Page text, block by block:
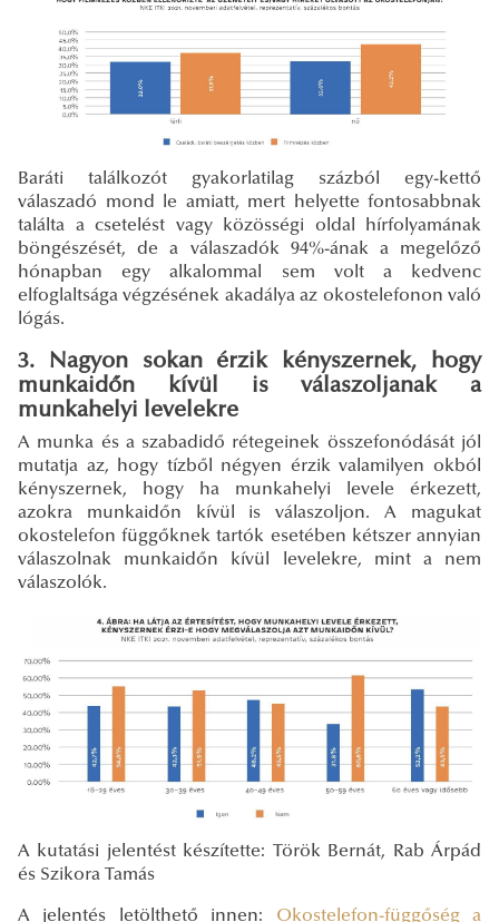
Baráti találkozót gyakorlatilag százból egy-kettő
válaszadó mond le amiatt, mert helyette fontosabbnak
találta a csetelést vagy közösségi oldal hírfolyamának
böngészését, de a válaszadók 94%-ának a megelőző
hónapban egy alkalommal sem volt a kedvenc
elfoglaltsága végzésének akadálya az okostelefonon való
lógás.
3. Nagyon sokan érzik kényszernek, hogy
munkaidőn kívül is válaszoljanak a
munkahelyi levelekre
A munka és a szabadidő rétegeinek összefonódását jól
mutatja az, hogy tízből négyen érzik valamilyen okból
kényszernek, hogy ha munkahelyi levele érkezett,
azokra munkaidőn kívül is válaszoljon. A magukat
okostelefon függőknek tartók esetében kétszer annyian
válaszolnak munkaidőn kívül levelekre, mint a nem
válaszolók.
A kutatási jelentést készítette: Török Bernát, Rab Árpád
és Szikora Tamás
A jelentés letölthető innen: Okostelefon-függőség a